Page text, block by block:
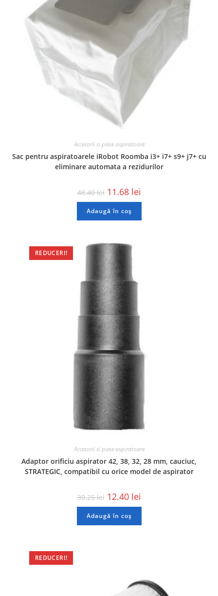
Accesorii si piese aspiratoare
Sac pentru aspiratoarele iRobot Roomba i3+ i7+ s9+ j7+ cu
eliminare automata a rezidurilor
48.40lei 11.68 lei
Adaugă în coș
REDUCERI!
Accesorii si piese aspiratoare
Adaptor orificiu aspirator 42, 38, 32, 28 mm, cauciuc,
STRATEGIC, compatibil cu orice model de aspirator
30.25lei 12.40 lei
Adaugă în coș
REDUCERI!